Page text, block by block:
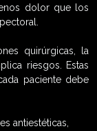
dolor que los
quirúrgicas, la
riesgos. Estas
paciente debe
antiestéticas,